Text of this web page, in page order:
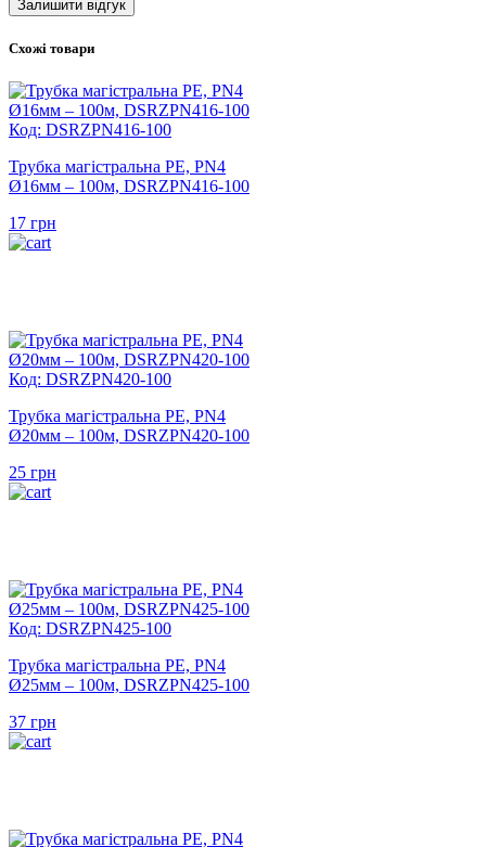
Схожі товари
Код: DSRZPN416-100
Трубка магістральна PE, PN4
Ø16мм – 100м, DSRZPN416-100
17 грн
Код: DSRZPN420-100
Трубка магістральна PE, PN4
Ø20мм – 100м, DSRZPN420-100
25 грн
Код: DSRZPN425-100
Трубка магістральна PE, PN4
Ø25мм – 100м, DSRZPN425-100
37 грн